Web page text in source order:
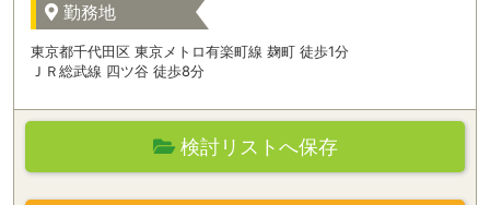
勤務地
東京都千代田区 東京メトロ有楽町線 麹町 徒歩1分
ＪＲ総武線 四ツ谷 徒歩8分
検討リストへ保存